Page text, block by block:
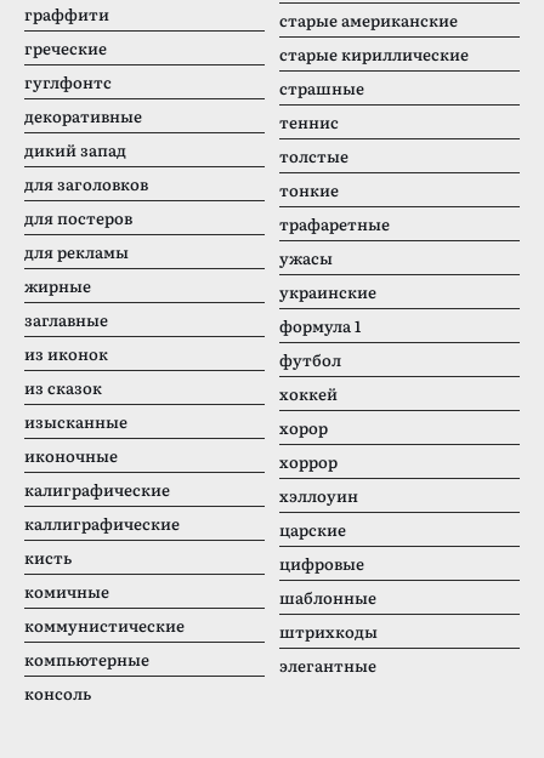
граффити
греческие
гуглфонтс
декоративные
дикий запад
для заголовков
для постеров
для рекламы
жирные
заглавные
из иконок
из сказок
изысканные
иконочные
калиграфические
каллиграфические
кисть
комичные
коммунистические
компьютерные
консоль
старые американские
старые кириллические
страшные
теннис
толстые
тонкие
трафаретные
ужасы
украинские
формула 1
футбол
хоккей
хорор
хоррор
хэллоуин
царские
цифровые
шаблонные
штрихкоды
элегантные